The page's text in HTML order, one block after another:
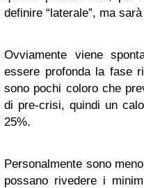
definire “laterale”, ma
Ovviamente viene
essere profonda la fase
sono pochi coloro che
di pre-crisi, quindi un
25%.
Personalmente sono
possano rivedere i